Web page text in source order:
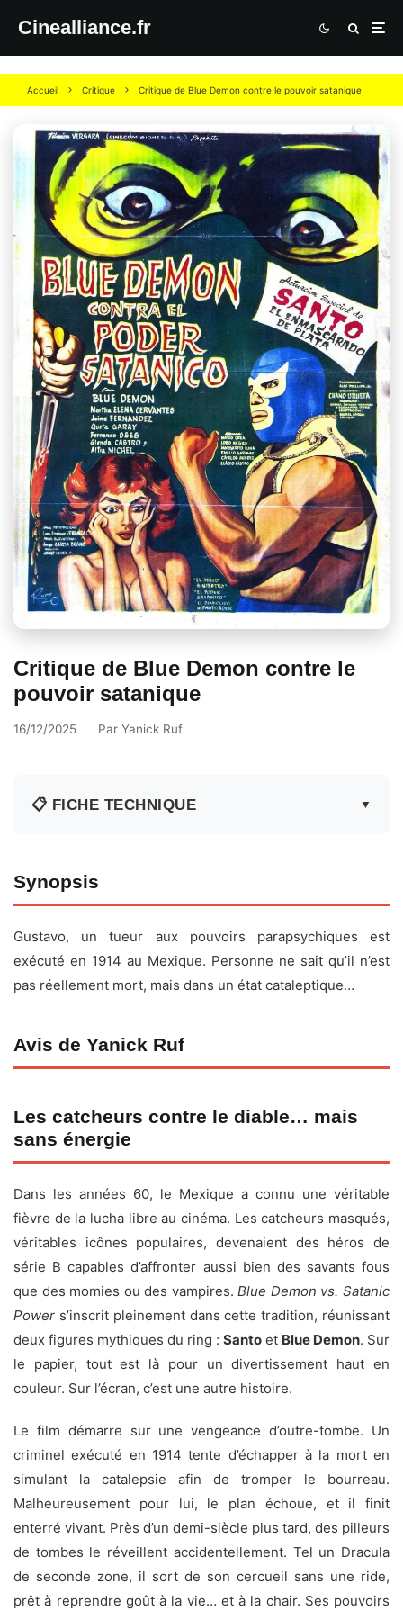
Cinealliance.fr
Accueil Critique Critique de Blue Demon contre le pouvoir satanique
Critique de Blue Demon contre le
pouvoir satanique
16/12/2025 Par Yanick Ruf
📋 FICHE TECHNIQUE ▼
Réalisateur :
Chano Urueta
Jaime Fernández
,
Martha Elena Cervantes, Queta Garay, Glenda Castro,
Margarito Luna
Date de sortie :27 avril 1966
Genre :
Action
Pays :Mexique
Synopsis
Gustavo, un tueur aux pouvoirs parapsychiques est
exécuté en 1914 au Mexique. Personne ne sait qu’il n’est
pas réellement mort, mais dans un état cataleptique…
Avis de Yanick Ruf
Les catcheurs contre le diable… mais
sans énergie
Dans les années 60, le Mexique a connu une véritable
fièvre de la lucha libre au cinéma. Les catcheurs masqués,
véritables icônes populaires, devenaient des héros de
série B capables d’affronter aussi bien des savants fous
que des momies ou des vampires.Blue Demon vs. Satanic
Power s’inscrit pleinement dans cette tradition, réunissant
deux figures mythiques du ring : Santo et Blue Demon. Sur
le papier, tout est là pour un divertissement haut en
couleur. Sur l’écran, c’est une autre histoire.
Le film démarre sur une vengeance d’outre-tombe. Un
criminel exécuté en 1914 tente d’échapper à la mort en
simulant la catalepsie afin de tromper le bourreau.
Malheureusement pour lui, le plan échoue, et il finit
enterré vivant. Près d’un demi-siècle plus tard, des pilleurs
de tombes le réveillent accidentellement. Tel un Dracula
de seconde zone, il sort de son cercueil sans une ride,
prêt à reprendre goût à la vie… et à la chair. Ses pouvoirs